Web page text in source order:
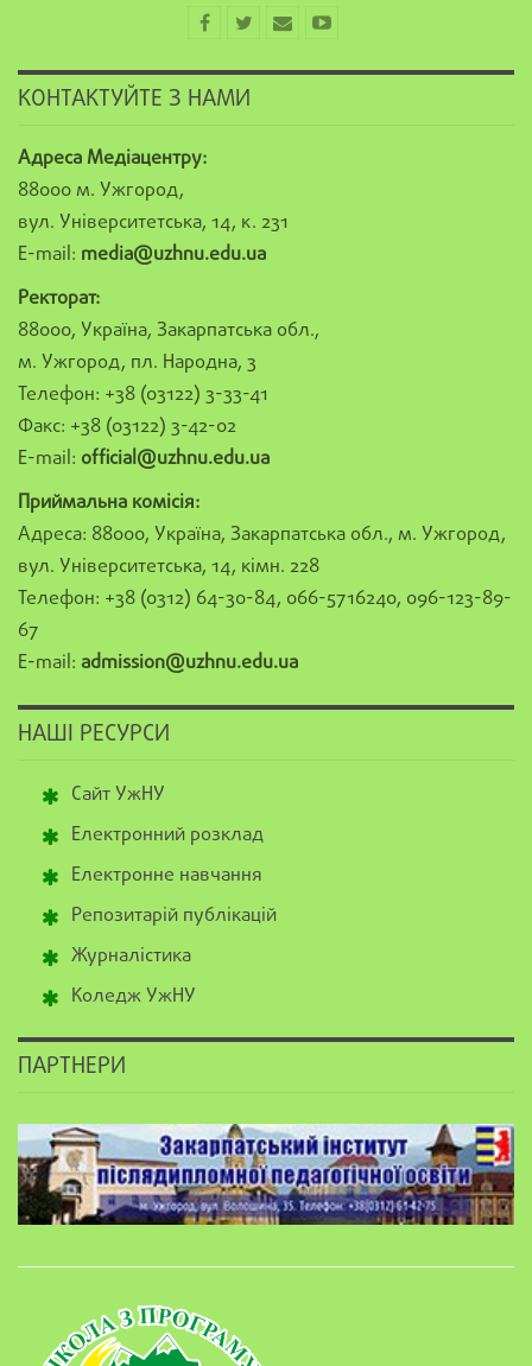
КОНТАКТУЙТЕ З НАМИ
Адреса Медіацентру:
88000 м. Ужгород,
вул. Університетська, 14, к. 231
E-mail: media@uzhnu.edu.ua
Ректорат:
88000, Україна, Закарпатська обл.,
м. Ужгород, пл. Народна, 3
Телефон: +38 (03122) 3-33-41
Факс: +38 (03122) 3-42-02
E-mail: official@uzhnu.edu.ua
Приймальна комісія:
Адреса: 88000, Україна, Закарпатська обл., м. Ужгород,
вул. Університетська, 14, кімн. 228
Телефон: +38 (0312) 64-30-84, 066-5716240, 096-123-89-
67
E-mail: admission@uzhnu.edu.ua
НАШІ РЕСУРСИ
Сайт УжНУ
Електронний розклад
Електронне навчання
Репозитарій публікацій
Журналістика
Коледж УжНУ
ПАРТНЕРИ